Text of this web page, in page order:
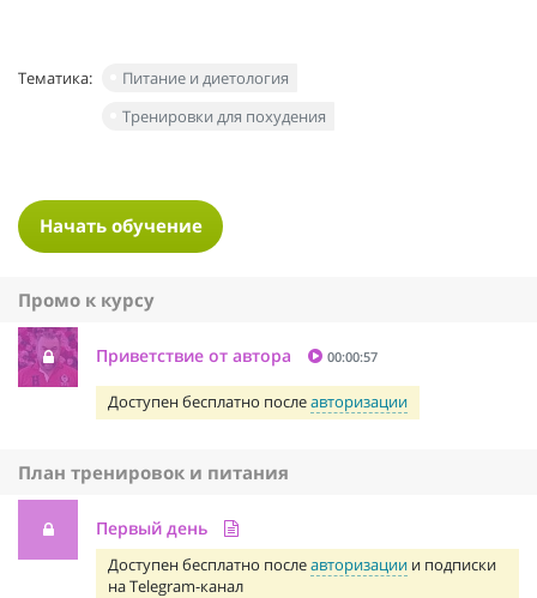
Тематика:
Питание и диетология
Тренировки для похудения
Начать обучение
Промо к курсу
Приветствие от автора 00:00:57
Доступен бесплатно послеавторизации
План тренировок и питания
Первый день
Доступен бесплатно послеавторизации и подписки
на Telegram-канал